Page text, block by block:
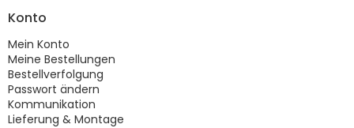
Konto
Mein Konto
Meine Bestellungen
Bestellverfolgung
Passwort ändern
Kommunikation
Lieferung & Montage